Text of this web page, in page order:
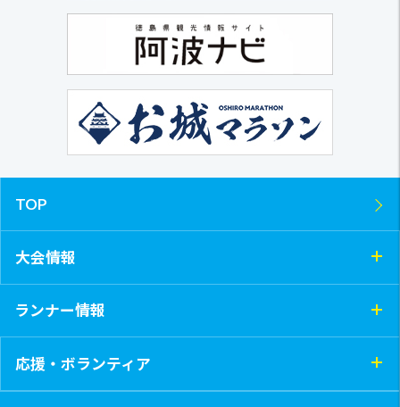
TOP
大会情報
ランナー情報
応援・ボランティア